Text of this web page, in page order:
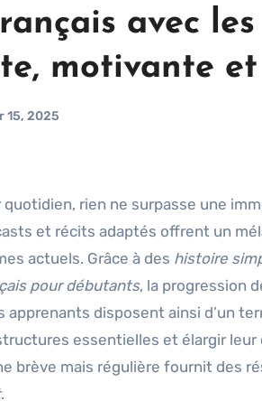
avec
motivante
15, 2025
rien ne surpasse une
et récits adaptés offrent un
actuels. Grâce à des histoire
pour débutants, la progression
apprenants disposent ainsi d’un
essentielles et élargir
brève mais régulière fournit des
.